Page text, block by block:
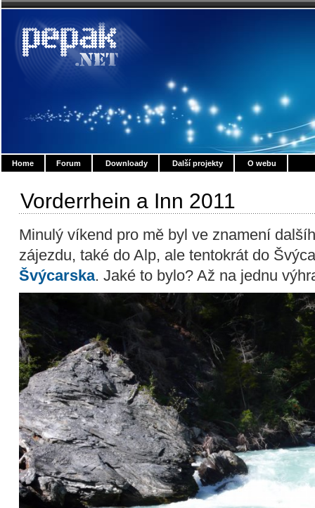
Home Forum Downloady Další projekty O webu
Vorderrhein a Inn 2011
Minulý víkend pro mě byl ve znamení
zájezdu, také do Alp, ale tentokrát do
Švýcarska. Jaké to bylo? Až na jednu